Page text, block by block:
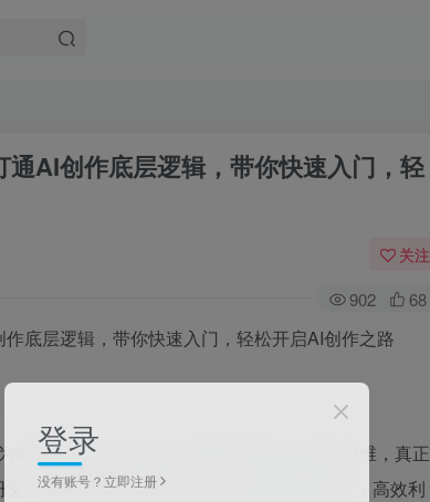
AI创作底层逻辑，带你快速入门，轻
关注
902 68
基础学习者设计，帮你建立系统化AI创作思维，真正
档与3节精炼提示词撰写视频（共12分钟），高效利
登录
没有账号？立即注册